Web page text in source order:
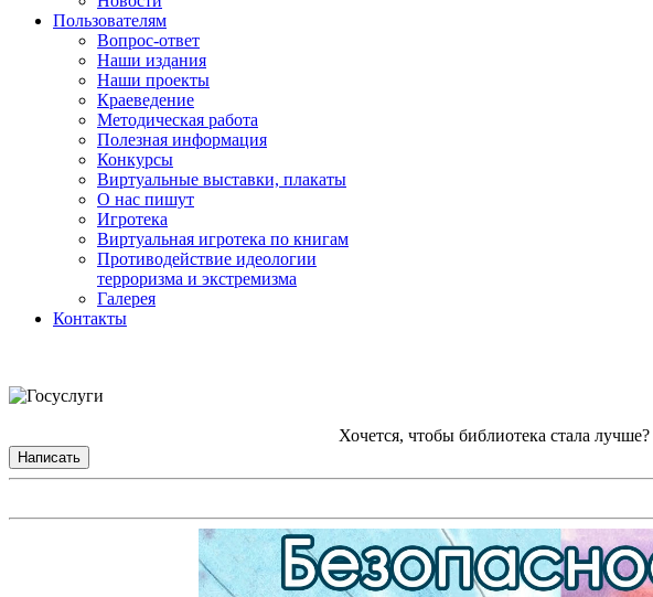
Пользователям
Вопрос-ответ
Наши издания
Наши проекты
Краеведение
Методическая работа
Полезная информация
Конкурсы
Виртуальные выставки, плакаты
О нас пишут
Игротека
Виртуальная игротека по книгам
Противодействие идеологии
терроризма и экстремизма
Галерея
Контакты
Хочется, чтобы библиотека стала лучше?
Написать